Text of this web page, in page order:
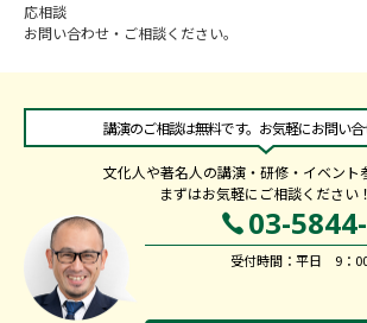
応相談
お問い合わせ・ご相談ください。
講演のご相談は無料です。お気軽にお問い合
文化人や著名人の講演・研修・イベント
まずはお気軽にご相談ください！
03-
受付時間：平日 9：